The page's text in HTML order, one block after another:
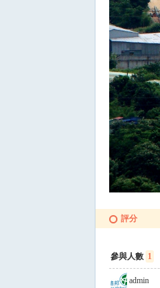
評分
參與人數 1
admin